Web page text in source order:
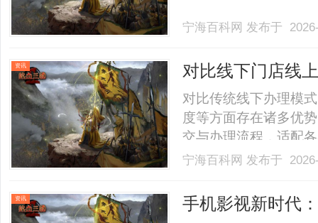
宁海百科网 发布于
资讯
对比线下门店线
线上提交资料全
对比传统线下办理模
度等方面存在诸多优
交与办理流程，适配
宁海百科网 发布于
资讯 手机影视新时代